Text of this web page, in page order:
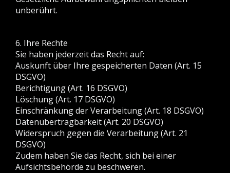
unberührt.
6. Ihre Rechte
Sie haben jederzeit das Recht auf:
Auskunft über Ihre gespeicherten Daten (Art. 15
DSGVO)
Berichtigung (Art. 16 DSGVO)
Löschung (Art. 17 DSGVO)
Einschränkung der Verarbeitung (Art. 18 DSGVO)
Datenübertragbarkeit (Art. 20 DSGVO)
Widerspruch gegen die Verarbeitung (Art. 21
DSGVO)
Zudem haben Sie das Recht, sich bei einer
Aufsichtsbehörde zu beschweren.